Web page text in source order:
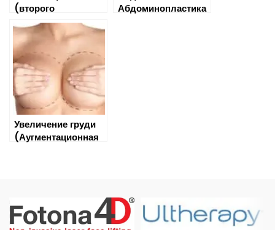
(второго
подбородка)
Абдоминопластика
Увеличение груди
(Аугментационная